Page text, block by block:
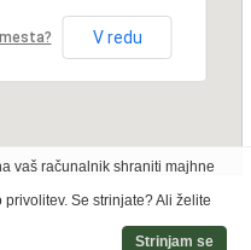
V redu
vaš računalnik shraniti majhne
Se strinjate? Ali želite
Strinjam se